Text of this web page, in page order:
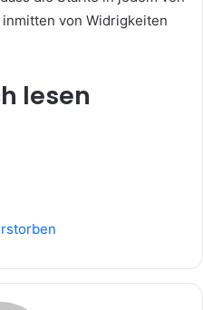
von Widrigkeiten
lesen